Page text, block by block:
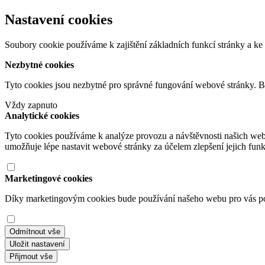
Nastavení cookies
Soubory cookie používáme k zajištění základních funkcí stránky a
Nezbytné cookies
Tyto cookies jsou nezbytné pro správné fungování webové stránky.
Vždy zapnuto
Analytické cookies
Tyto cookies používáme k analýze provozu a návštěvnosti našich
umožňuje lépe nastavit webové stránky za účelem zlepšení jejich
Marketingové cookies
Díky marketingovým cookies bude používání našeho webu pro vás
Odmítnout vše
Uložit nastavení
Přijmout vše